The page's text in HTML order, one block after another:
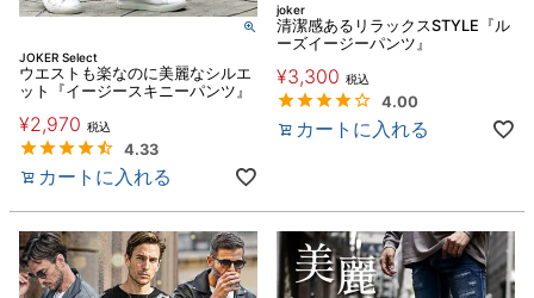
JOKER Select
ウエストも楽なのに美麗なシルエ
ット『イージースキニーパンツ』
¥2,970 税込
4.33
カートに入れる
joker
清潔感あるリラックスSTYLE『ル
ーズイージーパンツ』
¥3,300 税込
4.00
カートに入れる